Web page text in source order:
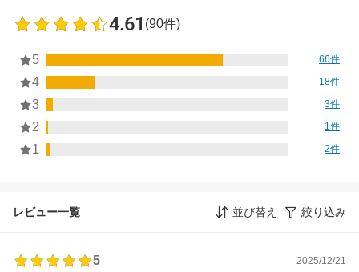
4.61 (90件)
5 66件
4 18件
3 3件
2 1件
1 2件
レビュー一覧 並び替え 絞り込み
5
2025/12/21